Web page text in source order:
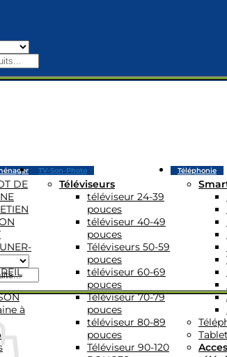
DE
à
TV-Son-Photo
Téléviseurs
téléviseur 24-39
pouces
téléviseur 40-49
pouces
Téléviseurs 50-59
pouces
téléviseur 60-69
pouces
Téléviseur 70-79
pouces
téléviseur 80-89
pouces
Téléviseur 90-120
Téléphonie